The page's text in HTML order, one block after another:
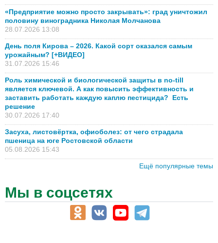
«Предприятие можно просто закрывать»: град уничтожил
половину виноградника Николая Молчанова
28.07.2026 13:08
День поля Кирова – 2026. Какой сорт оказался самым
урожайным? [+ВИДЕО]
31.07.2026 15:46
Роль химической и биологической защиты в no-till
является ключевой. А как повысить эффективность и
заставить работать каждую каплю пестицида? Есть
решение
30.07.2026 17:40
Засуха, листовёртка, офиоболез: от чего страдала
пшеница на юге Ростовской области
05.08.2026 15:43
Ещё популярные темы
Мы в соцсетях